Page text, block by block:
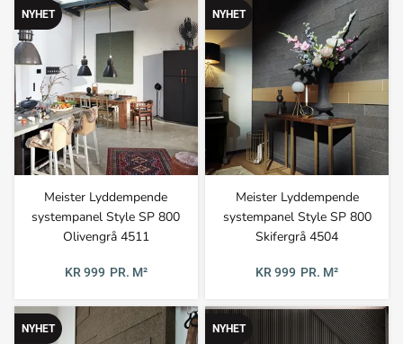
NYHET
Meister Lyddempende
systempanel Style SP 800
Olivengrå 4511
KR 999 PR. M²
NYHET
Meister Lyddempende
systempanel Style SP 800
Skifergrå 4504
KR 999 PR. M²
NYHET NYHET